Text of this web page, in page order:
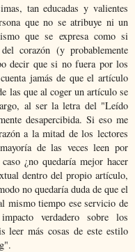
tan educadas y valientes
que no se atribuye ni un
que se expresa como si
corazón (y probablemente
decir que si no fuera por los
jamás de que el artículo
las que al coger un artículo se
al ser la letra del "Leído
desapercibida. Si eso me
a la mitad de los lectores
de las veces leen por
¿no quedaría mejor hacer
dentro del propio artículo,
no quedaría duda de que el
mismo tiempo ese servicio de
verdadero sobre los
leer más cosas de este estilo